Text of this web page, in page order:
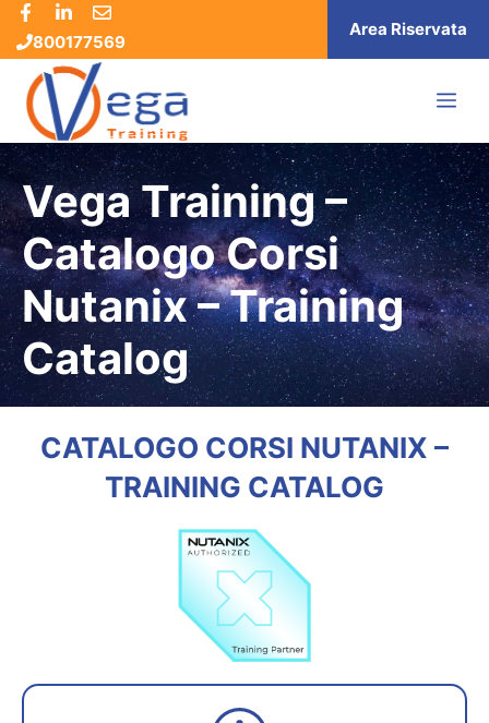
Vai
contenuto
800177569
Area Riservata
Vega Training –
Catalogo Corsi
Nutanix – Training
Catalog
CATALOGO CORSI NUTANIX –
TRAINING CATALOG